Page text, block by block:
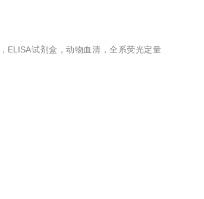
ELISA试剂盒，动物血清，全系荧光定量